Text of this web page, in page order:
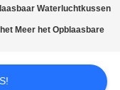
Waterluchtkussen
Meer het Opblaasbare